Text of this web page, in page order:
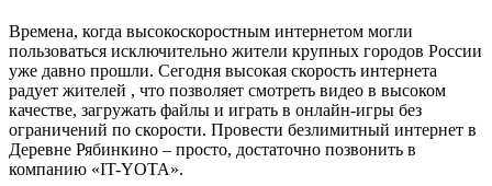
Времена, когда высокоскоростным интернетом могли
пользоваться исключительно жители крупных городов России
уже давно прошли. Сегодня высокая скорость интернета
радует жителей , что позволяет смотреть видео в высоком
качестве, загружать файлы и играть в онлайн-игры без
ограничений по скорости. Провести безлимитный интернет в
Деревне Рябинкино – просто, достаточно позвонить в
компанию «IT-YOTA».